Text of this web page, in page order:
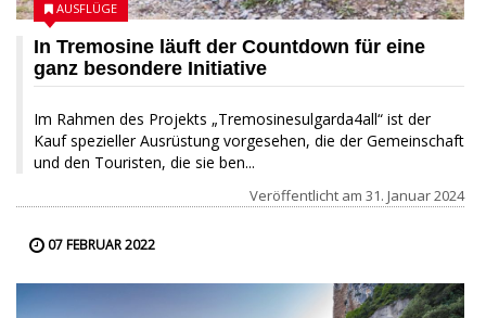
In Tremosine läuft der Countdown für eine
ganz besondere Initiative
Im Rahmen des Projekts „Tremosinesulgarda4all“ ist der
Kauf spezieller Ausrüstung vorgesehen, die der Gemeinschaft
und den Touristen, die sie ben...
AUSFLÜGE
Veröffentlicht am 31. Januar 2024
07 FEBRUAR 2022